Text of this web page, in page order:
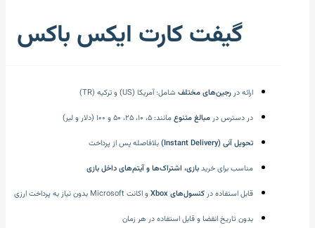
گیفت کارت ایکس باکس
ارائه در رجین‌های مختلف شامل: آمریکا (US) و ترکیه (TR)
در دسترس در مبالغ متنوعمانند: ۵، ۱۰، ۲۵، ۵۰ و ۱۰۰ (دلار و لیر)
تحویل آنی (Instant Delivery) بلافاصله پس از پرداخت
مناسب برای خریدبازی، اشتراک‌ها و آیتم‌های داخل بازی
قابل استفاده در کنسول‌های Xbox و اکانت Microsoft بدون نیاز به پرداخت ارزی
بدون تاریخ انقضا و قابل استفاده در هر زمان